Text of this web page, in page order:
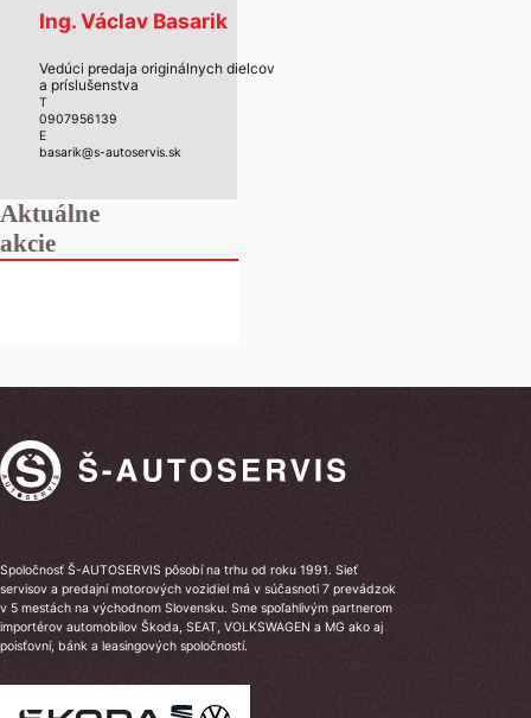
Ing. Václav Basarik
Vedúci predaja originálnych dielcov
a príslušenstva
T
0907956139
E
basarik@s-autoservis.sk
Aktuálne
akcie
Spoločnosť Š-AUTOSERVIS pôsobí na trhu od roku 1991. Sieť
servisov a predajní motorových vozidiel má v súčasnoti 7 prevádzok
v 5 mestách na východnom Slovensku. Sme spoľahlivým partnerom
importérov automobilov Škoda, SEAT, VOLKSWAGEN a MG ako aj
poisťovní, bánk a leasingových spoločností.